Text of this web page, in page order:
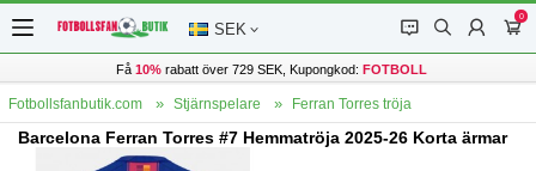
SEK 󰂱 󰂨 󰃳
0
󰃦
Få 10%rabatt över 729 SEK, Kupongkod: FOTBOLL
Fotbollsfanbutik.com Stjärnspelare Ferran Torres tröja
Barcelona Ferran Torres #7 Hemmatröja 2025-26 Korta ärmar